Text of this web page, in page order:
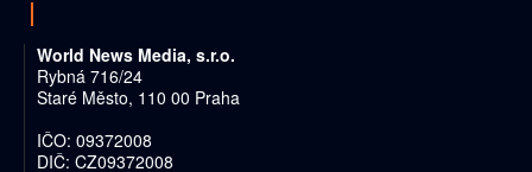
World News Media, s.r.o.
Rybná 716/24
Staré Město, 110 00 Praha
IČO: 09372008
DIČ: CZ09372008